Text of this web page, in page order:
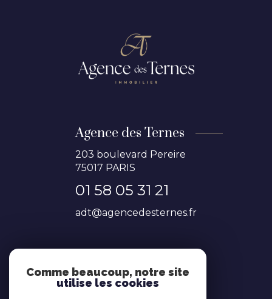
Agence des Ternes
203 boulevard Pereire
75017 PARIS
01 58 05 31 21
adt@agencedesternes.fr
Nous suivre
Comme beaucoup, notre site
utilise les cookies